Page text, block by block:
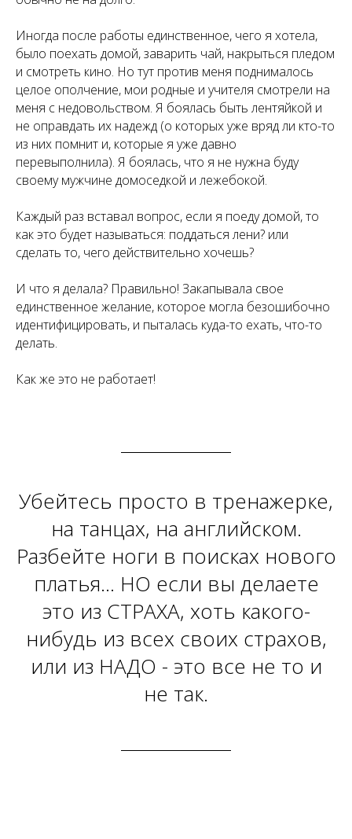
Иногда после работы единственное, чего я хотела,
было поехать домой, заварить чай, накрыться пледом
и смотреть кино. Но тут против меня поднималось
целое ополчение, мои родные и учителя смотрели на
меня с недовольством. Я боялась быть лентяйкой и
не оправдать их надежд (о которых уже вряд ли кто-то
из них помнит и, которые я уже давно
перевыполнила). Я боялась, что я не нужна буду
своему мужчине домоседкой и лежебокой.
Каждый раз вставал вопрос, если я поеду домой, то
как это будет называться: поддаться лени? или
сделать то, чего действительно хочешь?
И что я делала? Правильно! Закапывала свое
единственное желание, которое могла безошибочно
идентифицировать, и пыталась куда-то ехать, что-то
делать.
Как же это не работает!
Убейтесь просто в тренажерке,
на танцах, на английском.
Разбейте ноги в поисках нового
платья… НО если вы делаете
это из СТРАХА, хоть какого-
нибудь из всех своих страхов,
или из НАДО - это все не то и
не так.